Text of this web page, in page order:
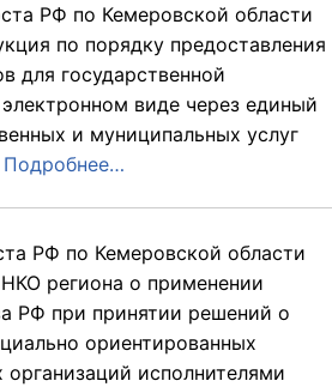
РФ по Кемеровской области
по порядку предоставления
для государственной
виде через единый
и муниципальных услуг
Подробнее…
РФ по Кемеровской области
региона о применении
РФ при принятии решений о
ориентированных
исполнителями